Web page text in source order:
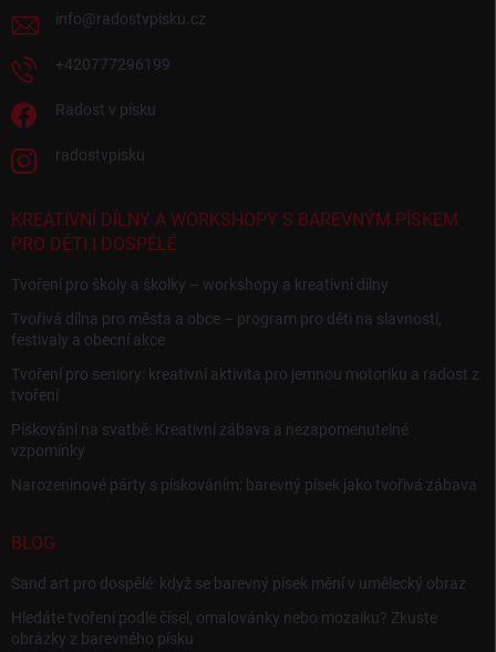
info@radostvpisku.cz
+420777296199
Radost v písku
radostvpisku
KREATIVNÍ DÍLNY A WORKSHOPY S BAREVNÝM PÍSKEM
PRO DĚTI I DOSPĚLÉ
Tvoření pro školy a školky – workshopy a kreativní dílny
Tvořivá dílna pro města a obce – program pro děti na slavnosti,
festivaly a obecní akce
Tvoření pro seniory: kreativní aktivita pro jemnou motoriku a radost z
tvoření
Pískování na svatbě: Kreativní zábava a nezapomenutelné
vzpomínky
Narozeninové párty s pískováním: barevný písek jako tvořivá zábava
BLOG
Sand art pro dospělé: když se barevný písek mění v umělecký obraz
Hledáte tvoření podle čísel, omalovánky nebo mozaiku? Zkuste
obrázky z barevného písku